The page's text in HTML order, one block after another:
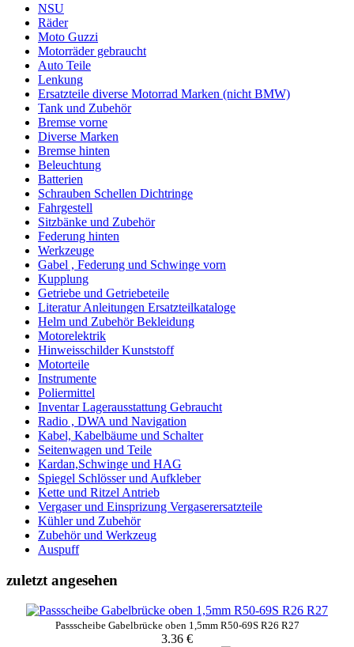
NSU
Räder
Moto Guzzi
Motorräder gebraucht
Auto Teile
Lenkung
Ersatzteile diverse Motorrad Marken (nicht BMW)
Tank und Zubehör
Bremse vorne
Diverse Marken
Bremse hinten
Beleuchtung
Batterien
Schrauben Schellen Dichtringe
Fahrgestell
Sitzbänke und Zubehör
Federung hinten
Werkzeuge
Gabel , Federung und Schwinge vorn
Kupplung
Getriebe und Getriebeteile
Literatur Anleitungen Ersatzteilkataloge
Helm und Zubehör Bekleidung
Motorelektrik
Hinweisschilder Kunststoff
Motorteile
Instrumente
Poliermittel
Inventar Lagerausstattung Gebraucht
Radio , DWA und Navigation
Kabel, Kabelbäume und Schalter
Seitenwagen und Teile
Kardan,Schwinge und HAG
Spiegel Schlösser und Aufkleber
Kette und Ritzel Antrieb
Vergaser und Einsprizung Vergaserersatzteile
Kühler und Zubehör
Zubehör und Werkzeug
Auspuff
zuletzt angesehen
Passscheibe Gabelbrücke oben 1,5mm R50-69S R26 R27
3.36 €